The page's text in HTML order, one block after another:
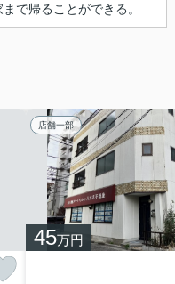
で帰ることができる。
店舗一部
45万円